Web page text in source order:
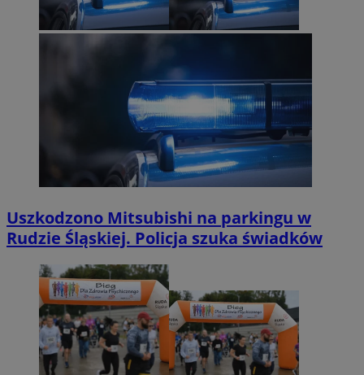
Uszkodzono Mitsubishi na parkingu w
Rudzie Śląskiej. Policja szuka świadków